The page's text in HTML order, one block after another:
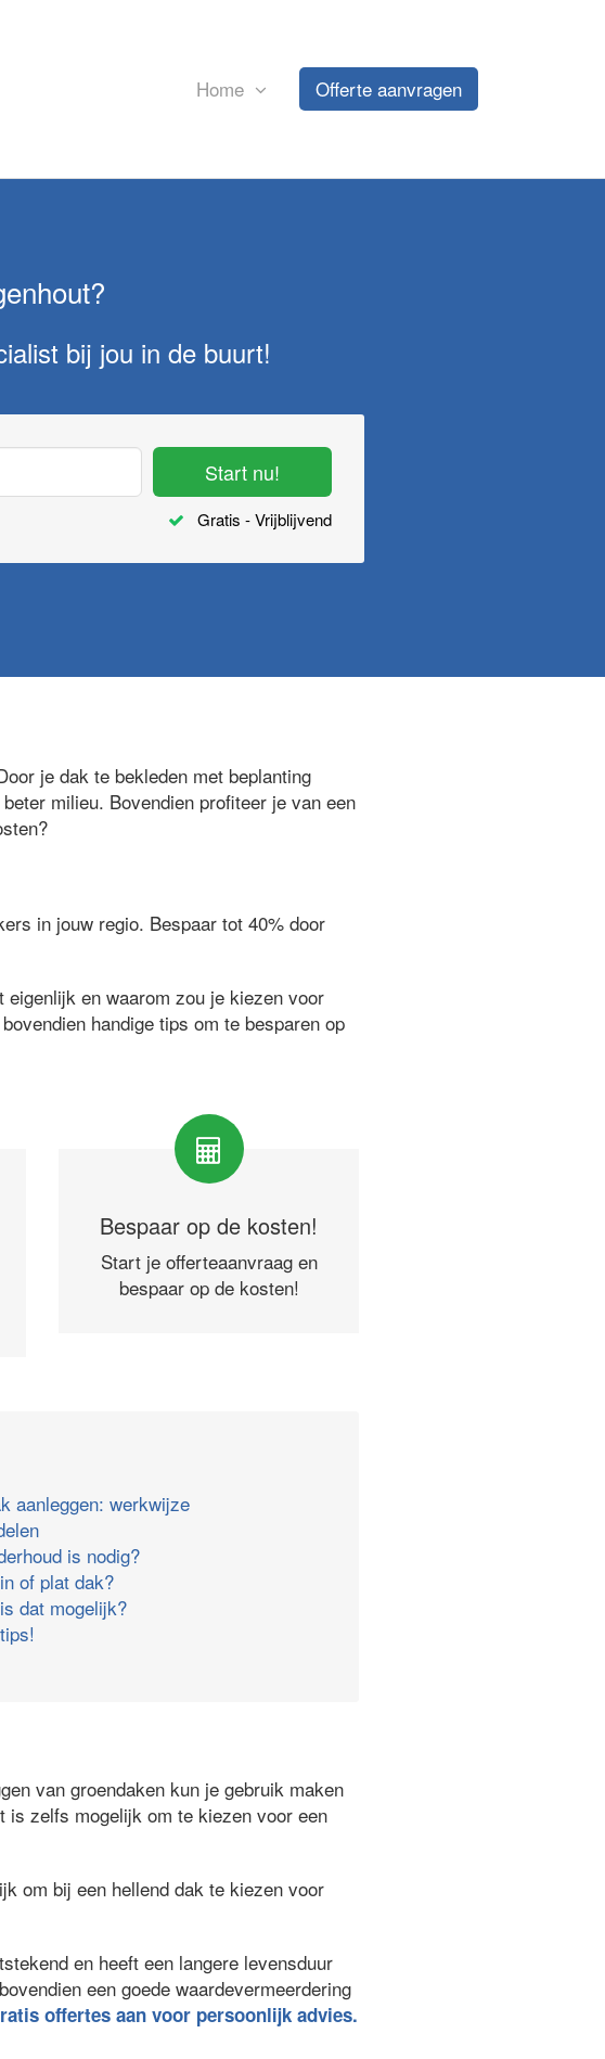
Home Offerte aanvragen
bij jou in de buurt!
Start nu!
Gratis - Vrijblijvend
je dak te bekleden met beplanting
milieu. Bovendien profiteer je van een
in jouw regio. Bespaar tot 40% door
en waarom zou je kiezen voor
handige tips om te besparen op
Bespaar op de kosten!
Start je offerteaanvraag en
bespaar op de kosten!
aanleggen: werkwijze
is nodig?
of plat dak?
dat mogelijk?
van groendaken kun je gebruik maken
is zelfs mogelijk om te kiezen voor een
om bij een hellend dak te kiezen voor
en heeft een langere levensduur
een goede waardevermeerdering
offertes aan voor persoonlijk advies.